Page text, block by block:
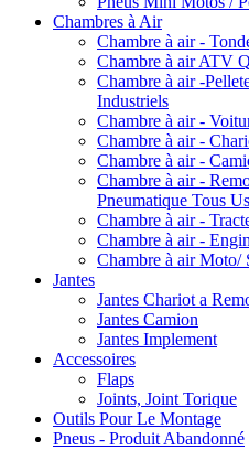
Chambres à Air
Chambre à air -
Chambre à air ATV
Chambre à air -
Industriels
Chambre à air -
Chambre à air -
Chambre à air -
Chambre à air -
Pneumatique Tous
Chambre à air -
Chambre à air -
Chambre à air Moto/
Jantes
Jantes Chariot a
Jantes Camion
Jantes Implement
Accessoires
Flaps
Joints, Joint Torique
Outils Pour Le Montage
Pneus - Produit Abandonné